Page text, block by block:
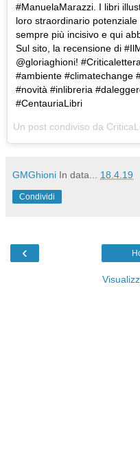
#ManuelaMarazzi. I libri
loro straordinario
sempre più incisivo e qui
Sul sito, la recensione di
@gloriaghioni!
#ambiente #climatechange
#novità #inlibreria
#CentauriaLibri
Un post condiviso da
GMGhioni In data... 18.4.19
Condividi
‹